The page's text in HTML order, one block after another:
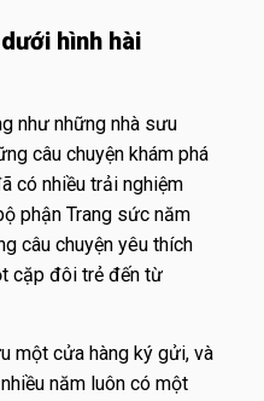
hình hài
như những nhà sưu
câu chuyện khám phá
có nhiều trải nghiệm
phận Trang sức năm
câu chuyện yêu thích
cặp đôi trẻ đến từ
một cửa hàng ký gửi, và
năm luôn có một